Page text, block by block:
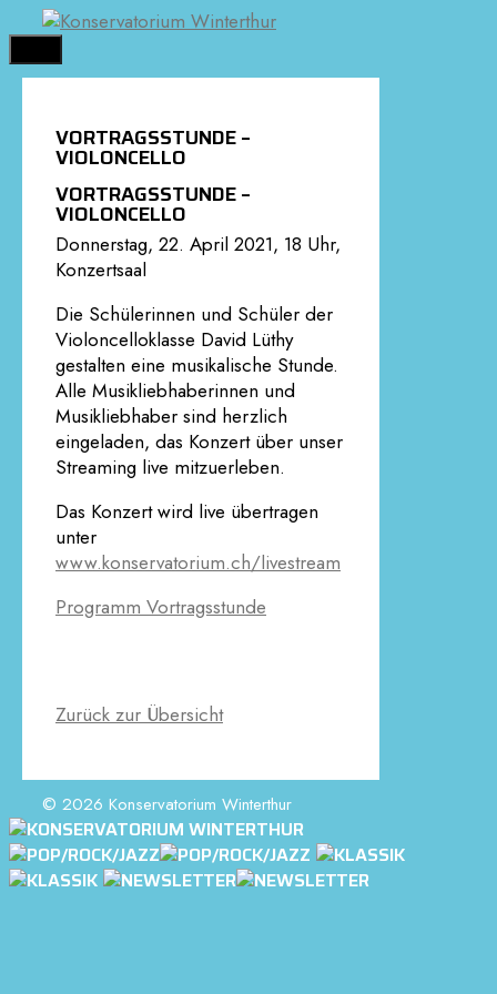
Springe
zum
Inhalt
VORTRAGSSTUNDE –
VIOLONCELLO
VORTRAGSSTUNDE –
VIOLONCELLO
Donnerstag, 22. April 2021, 18 Uhr,
Konzertsaal
Die Schülerinnen und Schüler der
Violoncelloklasse David Lüthy
gestalten eine musikalische Stunde.
Alle Musikliebhaberinnen und
Musikliebhaber sind herzlich
eingeladen, das Konzert über unser
Streaming live mitzuerleben.
Das Konzert wird live übertragen
unter
www.konservatorium.ch/livestream
Programm Vortragsstunde
Zurück zur Übersicht
© 2026 Konservatorium Winterthur